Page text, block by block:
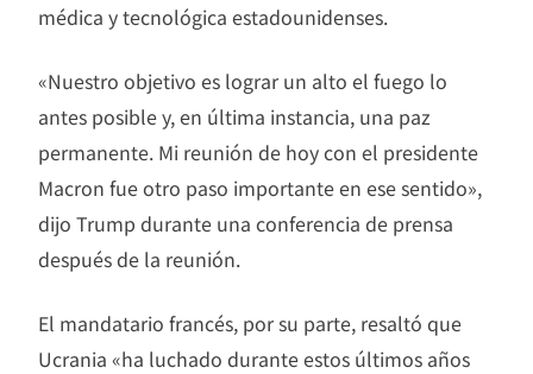
médica y tecnológica estadounidenses.
«Nuestro objetivo es lograr un alto el fuego lo
antes posible y, en última instancia, una paz
permanente. Mi reunión de hoy con el presidente
Macron fue otro paso importante en ese sentido»,
dijo Trump durante una conferencia de prensa
después de la reunión.
El mandatario francés, por su parte, resaltó que
Ucrania «ha luchado durante estos últimos años